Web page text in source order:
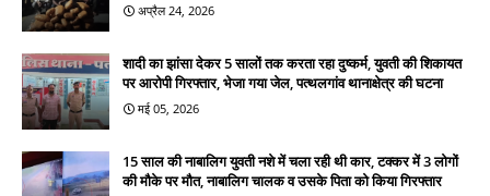
अप्रैल 24, 2026
शादी का झांसा देकर 5 सालों तक करता रहा दुष्कर्म, युवती की शिकायत
पर आरोपी गिरफ्तार, भेजा गया जेल, पत्थलगांव थानाक्षेत्र की घटना
मई 05, 2026
15 साल की नाबालिग युवती नशे में चला रही थी कार, टक्कर में 3 लोगों
की मौके पर मौत, नाबालिग चालक व उसके पिता को किया गिरफ्तार